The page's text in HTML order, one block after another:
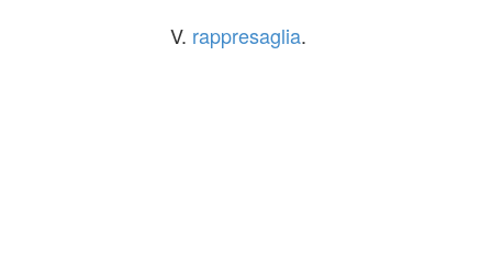
V. rappresaglia.